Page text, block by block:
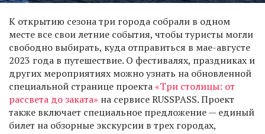
К открытию сезона три города собрали в одном
месте все свои летние события, чтобы туристы могли
свободно выбирать, куда отправиться в мае-августе
2023 года в путешествие. О фестивалях, праздниках и
других мероприятиях можно узнать на обновленной
специальной странице проекта«Три столицы: от
рассвета до заката» на сервисе RUSSPASS. Проект
также включает специальное предложение — единый
билет на обзорные экскурсии в трех городах,